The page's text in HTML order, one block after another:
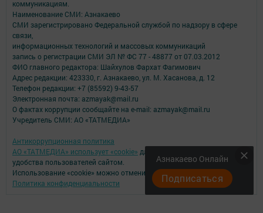
Азнакаево Онлайн
Подписаться
коммуникациям.
Наименование СМИ: Азнакаево
СМИ зарегистрировано Федеральной службой по надзору в сфере
связи,
информационных технологий и массовых коммуникаций
запись о регистрации СМИ ЭЛ № ФС 77 - 48877 от 07.03.2012
ФИО главного редактора: Шайхулов Фархат Фагимович
Адрес редакции: 423330, г. Азнакаево, ул. М. Хасанова, д. 12
Телефон редакции: +7 (85592) 9-43-57
Электронная почта: azmayak@mail.ru
О фактах коррупции сообщайте на e-mail: azmayak@mail.ru
Учредитель СМИ: АО «ТАТМЕДИА»
Антикоррупционная политика
АО «ТАТМЕДИА» использует «cookie» для персонализации сервисов и
удобства пользователей сайтом.
Использование «cookie» можно отменить в настройках браузера.
Политика конфиденциальности